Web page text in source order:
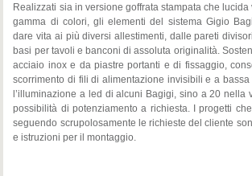
Realizzati sia in versione goffrata stampata che
gamma di colori, gli elementi del sistema Gigio
dare vita ai più diversi allestimenti, dalle pareti
basi per tavoli e banconi di assoluta originalità.
acciaio inox e da piastre portanti e di fissaggio,
scorrimento di fili di alimentazione invisibili e a
l’illuminazione a led di alcuni Bagigi, sino a 20 nella
possibilità di potenziamento a richiesta. I progetti
seguendo scrupolosamente le richieste del cliente
e istruzioni per il montaggio.